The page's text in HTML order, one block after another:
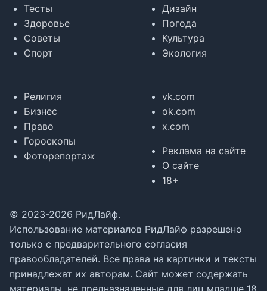
Тесты
Здоровье
Советы
Спорт
Дизайн
Погода
Культура
Экология
Религия
Бизнес
Право
Гороскопы
Фоторепортаж
vk.com
ok.com
x.com
Реклама на сайте
О сайте
18+
© 2023-2026 РидЛайф.
Использование материалов РидЛайф разрешено
только с предварительного согласия
правообладателей. Все права на картинки и тексты
принадлежат их авторам. Сайт может содержать
материалы, не предназначенные для лиц младше 18